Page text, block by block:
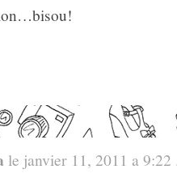
le janvier 11, 2011 a 9:22